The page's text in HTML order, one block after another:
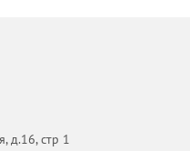
д.16, стр 1